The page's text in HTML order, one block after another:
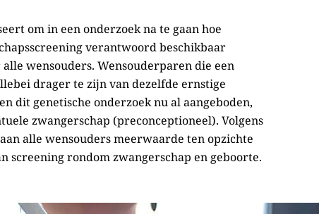
om in een onderzoek na te gaan hoe
verantwoord beschikbaar
wensouders. Wensouderparen die een
drager te zijn van dezelfde ernstige
dit genetische onderzoek nu al aangeboden,
zwangerschap (preconceptioneel). Volgens
alle wensouders meerwaarde ten opzichte
screening rondom zwangerschap en geboorte.
dragerschapsscreening